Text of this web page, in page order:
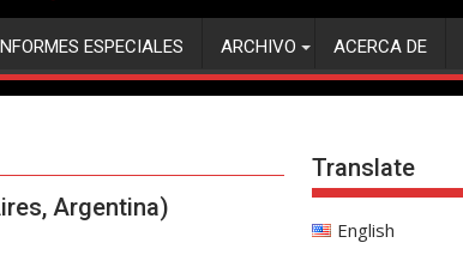
ESPECIALES ARCHIVO ACERCA DE
Argentina)
Translate
English